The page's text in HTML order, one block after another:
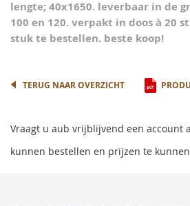
lengte; 40x1650. leverbaar in de
100 en 120. verpakt in doos à 20
stuk te bestellen. beste koop!
gallery
TERUG NAAR OVERZICHT
Vraagt u aub vrijblijvend een account
kunnen bestellen en prijzen te